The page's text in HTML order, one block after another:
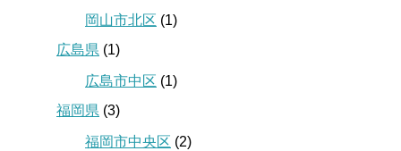
岡山市北区 (1)
広島県 (1)
広島市中区 (1)
福岡県 (3)
福岡市中央区 (2)